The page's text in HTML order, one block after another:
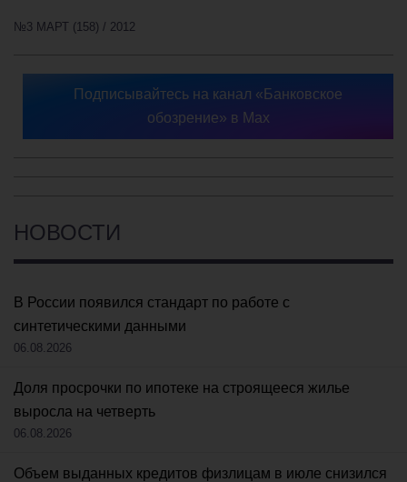
№3 МАРТ (158) / 2012
Подписывайтесь на канал «Банковское
обозрение» в Max
НОВОСТИ
В России появился стандарт по работе с
синтетическими данными
06.08.2026
Доля просрочки по ипотеке на строящееся жилье
выросла на четверть
06.08.2026
Объем выданных кредитов физлицам в июле снизился